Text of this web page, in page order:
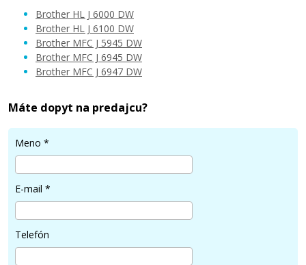
28,90 €
Pridať do košíka
(Azúrová)
Originálna náplň
Brother HL J 6000 DW
Brother HL J 6100 DW
Brother MFC J 5945 DW
Brother MFC J 6945 DW
Brother MFC J 6947 DW
Máte dopyt na predajcu?
Meno *
E-mail *
Telefón